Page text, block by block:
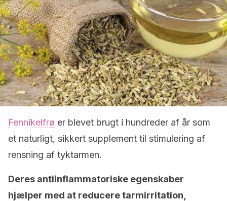
Fennikelfrø er blevet brugt i hundreder af år som
et naturligt, sikkert supplement til stimulering af
rensning af tyktarmen.
Deres antiinflammatoriske egenskaber
hjælper med at reducere tarmirritation,